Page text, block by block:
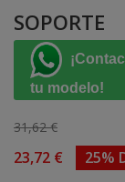
SOPORTE
tu modelo!
31,62 €
23,72 € 25%